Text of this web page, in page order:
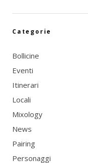
Categorie
Bollicine
Eventi
Itinerari
Locali
Mixology
News
Pairing
Personaggi